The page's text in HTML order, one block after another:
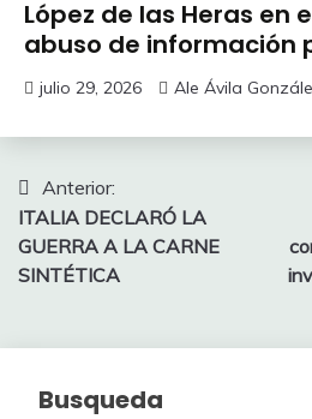
López de las Heras en
abuso de información
julio 29, 2026 Ale Ávila
Navegación
de
entradas
Anterior:
ITALIA DECLARÓ LA
GUERRA A LA CARNE
SINTÉTICA
Busqueda